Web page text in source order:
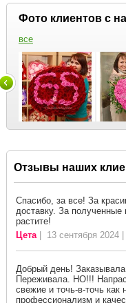
Фото клиентов с
все
Отзывы наших
Спасибо, за все! За
доставку. За
растите!
Цета| 13 сентября 2024 |
Добрый день!
Переживала. НО!!!
свежие и точь-в-точь как
профессионализм и